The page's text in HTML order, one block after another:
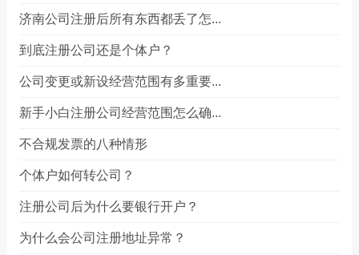
济南公司注册后所有东西都丢了怎...
到底注册公司还是个体户？
公司变更或新设经营范围有多重要...
新手小白注册公司经营范围怎么确...
不合规发票的八种情形
个体户如何转公司？
注册公司后为什么要银行开户？
为什么会公司注册地址异常？